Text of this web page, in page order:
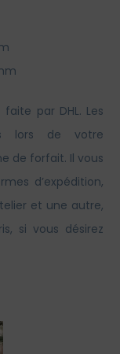
par DHL. Les
lors de votre
de forfait. Il vous
d’expédition,
et une autre,
si vous désirez